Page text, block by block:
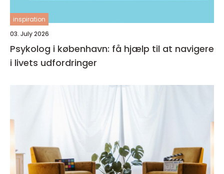
inspiration
03. July 2026
Psykolog i københavn: få hjælp til at navigere
i livets udfordringer